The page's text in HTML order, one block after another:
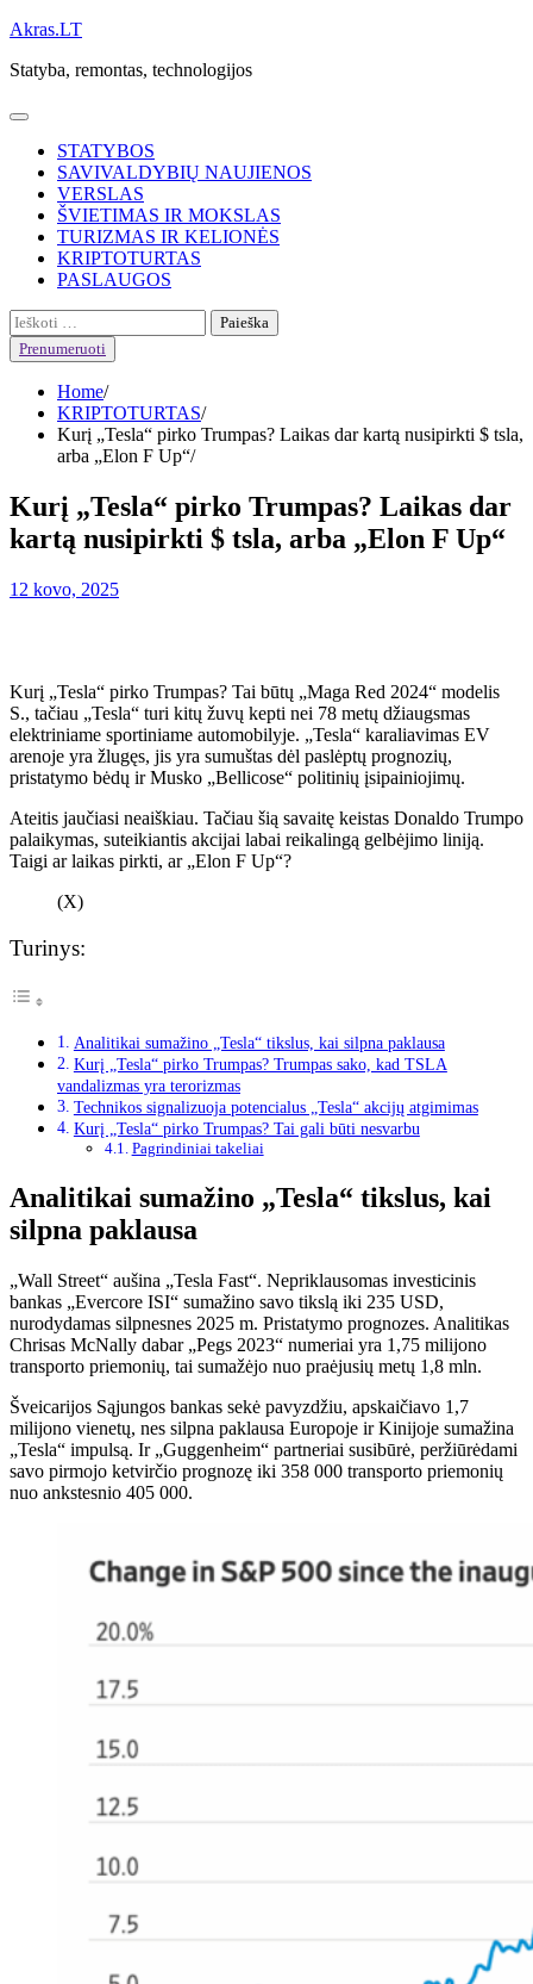
Skip
content
Akras.LT
Statyba, remontas, technologijos
STATYBOS
SAVIVALDYBIŲ NAUJIENOS
VERSLAS
ŠVIETIMAS IR MOKSLAS
TURIZMAS IR KELIONĖS
KRIPTOTURTAS
PASLAUGOS
Ieškoti:
Prenumeruoti
Home
KRIPTOTURTAS
Kurį „Tesla“ pirko Trumpas? Laikas dar kartą nusipirkti $ tsla,
arba „Elon F Up“
Kurį „Tesla“ pirko Trumpas? Laikas dar
kartą nusipirkti $ tsla, arba „Elon F Up“
12 kovo, 2025
Kurį „Tesla“ pirko Trumpas? Tai būtų „Maga Red 2024“ modelis
S., tačiau „Tesla“ turi kitų žuvų kepti nei 78 metų džiaugsmas
elektriniame sportiniame automobilyje. „Tesla“ karaliavimas EV
arenoje yra žlugęs, jis yra sumuštas dėl paslėptų prognozių,
pristatymo bėdų ir Musko „Bellicose“ politinių įsipainiojimų.
Ateitis jaučiasi neaiškiau. Tačiau šią savaitę keistas Donaldo Trumpo
palaikymas, suteikiantis akcijai labai reikalingą gelbėjimo liniją.
Taigi ar laikas pirkti, ar „Elon F Up“?
(X)
Turinys:
Analitikai sumažino „Tesla“ tikslus, kai silpna paklausa
Kurį „Tesla“ pirko Trumpas? Trumpas sako, kad TSLA
vandalizmas yra terorizmas
Technikos signalizuoja potencialus „Tesla“ akcijų atgimimas
Kurį „Tesla“ pirko Trumpas? Tai gali būti nesvarbu
Pagrindiniai takeliai
Analitikai sumažino „Tesla“ tikslus, kai
silpna paklausa
„Wall Street“ aušina „Tesla Fast“. Nepriklausomas investicinis
bankas „Evercore ISI“ sumažino savo tikslą iki 235 USD,
nurodydamas silpnesnes 2025 m. Pristatymo prognozes. Analitikas
Chrisas McNally dabar „Pegs 2023“ numeriai yra 1,75 milijono
transporto priemonių, tai sumažėjo nuo praėjusių metų 1,8 mln.
Šveicarijos Sąjungos bankas sekė pavyzdžiu, apskaičiavo 1,7
milijono vienetų, nes silpna paklausa Europoje ir Kinijoje sumažina
„Tesla“ impulsą. Ir „Guggenheim“ partneriai susibūrė, peržiūrėdami
savo pirmojo ketvirčio prognozę iki 358 000 transporto priemonių
nuo ankstesnio 405 000.